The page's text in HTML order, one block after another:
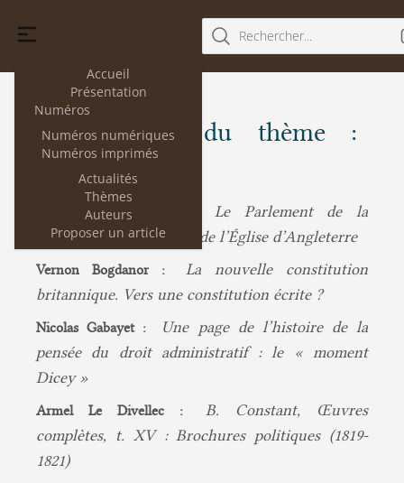
Accueil
Présentation
Numéros
Numéros numériques
Numéros imprimés
Actualités
Thèmes
Auteurs
Proposer un article
Rechercher...
Les articles du thème :
Angleterre
Cécile Guérin-Bargues :
Le Parlement de la
Réforme et la naissance de l’Église d’Angleterre
Vernon Bogdanor :
La nouvelle constitution
britannique. Vers une constitution écrite ?
Nicolas Gabayet :
Une page de l’histoire de la
pensée du droit administratif : le « moment
Dicey »
Armel Le Divellec :
B. Constant, Œuvres
complètes, t. XV : Brochures politiques (1819-
1821)